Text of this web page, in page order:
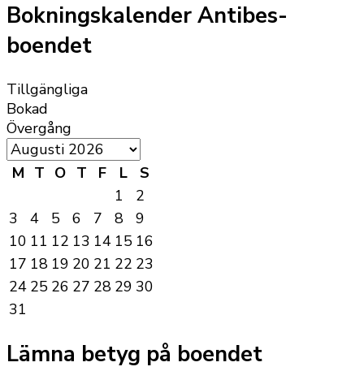
Bokningskalender Antibes-
boendet
Tillgängliga
Bokad
Övergång
M T O T F L
S
1
2
3
4 5 6 7 8
9
10 11 12 13 14 15 16
17 18 19 20 21 22 23
24 25 26 27 28 29 30
31
Lämna betyg på boendet